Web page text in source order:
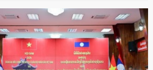
sáng tạo và chuyển đổi số trở thành động lực
nước.